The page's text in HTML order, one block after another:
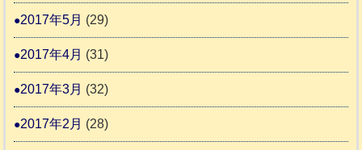
2017年5月 (29)
2017年4月 (31)
2017年3月 (32)
2017年2月 (28)